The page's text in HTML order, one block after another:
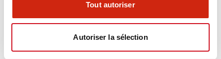
Tout autoriser
Autoriser la sélection
Documents et fichiers